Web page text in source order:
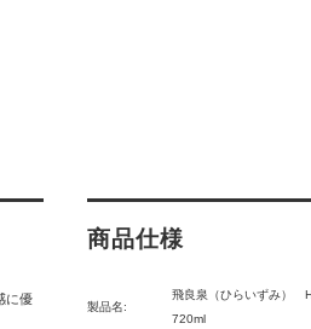
に優
商品仕様
製品名:
飛良泉（ひらいずみ）
720ml